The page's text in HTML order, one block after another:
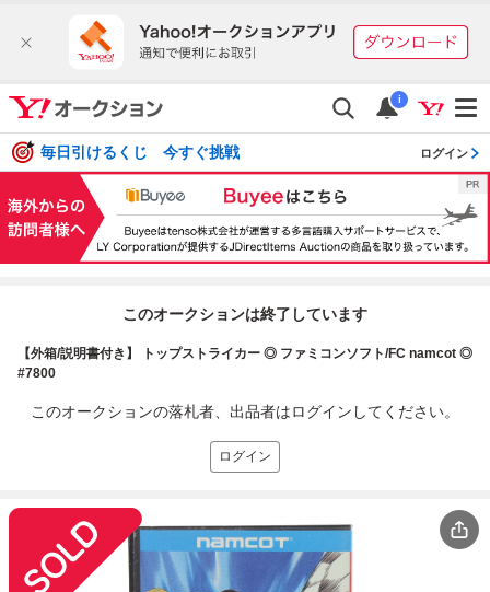
i
毎日引けるくじ 今すぐ挑戦 ログイン
このオークションは終了しています
【外箱/説明書付き】 トップストライカー ◎ ファミコンソフト/FC namcot ◎
#7800
このオークションの落札者、出品者はログインしてください。
ログイン